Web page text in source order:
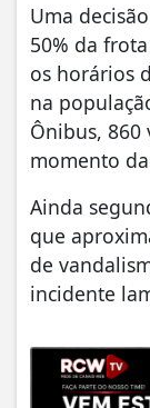
Uma
50% da
os horários
na
Ônibus, 860
momento
Ainda
que
de
incidente